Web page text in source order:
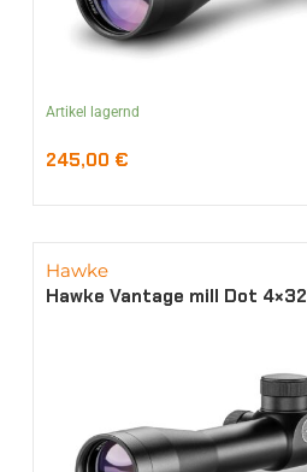
Artikel lagernd
245,00 €
Hawke
Hawke Vantage mill Dot 4×32